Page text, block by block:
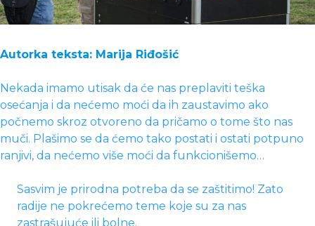
Autorka teksta: Marija Riđošić
Nekada imamo utisak da će nas preplaviti teška
osećanja i da nećemo moći da ih zaustavimo ako
počnemo skroz otvoreno da pričamo o tome što nas
muči. Plašimo se da ćemo tako postati i ostati potpuno
ranjivi, da nećemo više moći da funkcionišemo…
Sasvim je prirodna potreba da se zaštitimo! Zato
radije ne pokrećemo teme koje su za nas
zastrašujuće ili bolne.